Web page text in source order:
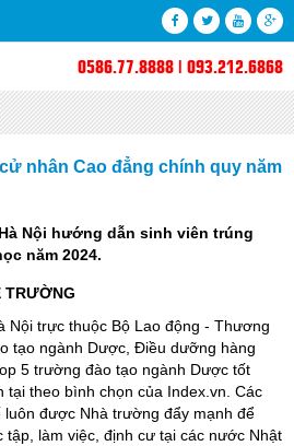
0586.77.8888 | 093.212.6868
nhân Cao đẳng chính quy năm
Nội hướng dẫn sinh viên trúng
năm 2024.
TRƯỜNG
Nội trực thuộc Bộ Lao động - Thương
tạo ngành Dược, Điều dưỡng hàng
5 trường đào tạo ngành Dược tốt
tại theo bình chọn của Index.vn. Các
luôn được Nhà trường đẩy mạnh để
tập, làm việc, định cư tại các nước Nhật